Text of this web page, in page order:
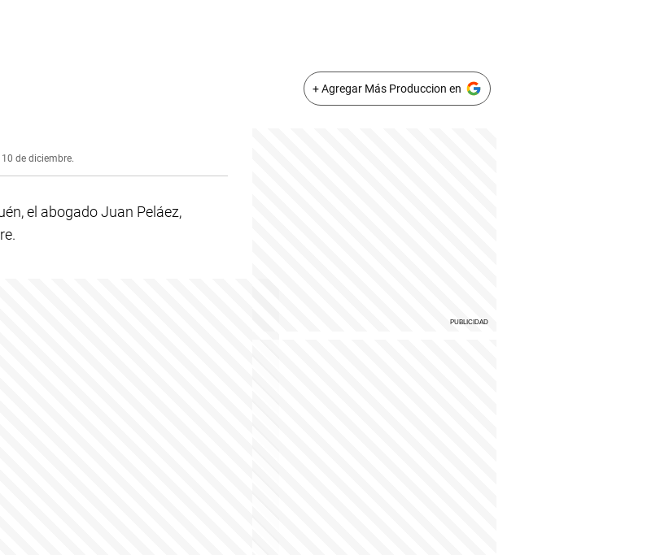
+ Agregar Más Produccion en
de diciembre.
el abogado Juan Peláez,